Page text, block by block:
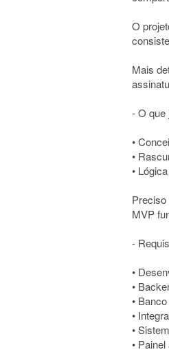
O
Mais
- O que
•
•
•
MVP
-
•
•
•
•
•
•